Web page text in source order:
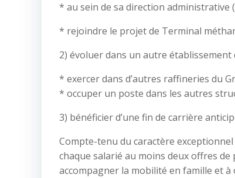
* au sein de sa direction administrative
* rejoindre le projet de Terminal
2) évoluer dans un autre établissement
* exercer dans d’autres raffineries du
* occuper un poste dans les autres
3) bénéficier d’une fin de carrière
Compte-tenu du caractère
chaque salarié au moins deux offres
accompagner la mobilité en famille et